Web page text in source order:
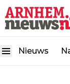
Nieuws